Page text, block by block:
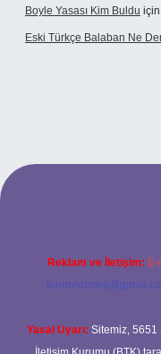
Boyle Yasası Kim Buldu için
Eski Türkçe Balaban Ne
Reklam ve İletişim:
Yasal Uyarı: Sitemiz, 5651